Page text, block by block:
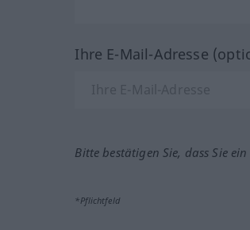
Ihre E-Mail-Adresse
Bitte bestätigen Sie, dass Sie
*Pflichtfeld